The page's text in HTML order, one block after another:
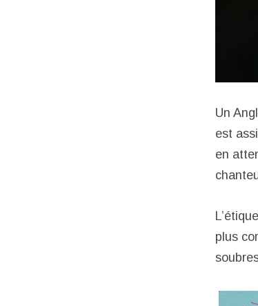
Un
est
en
plus